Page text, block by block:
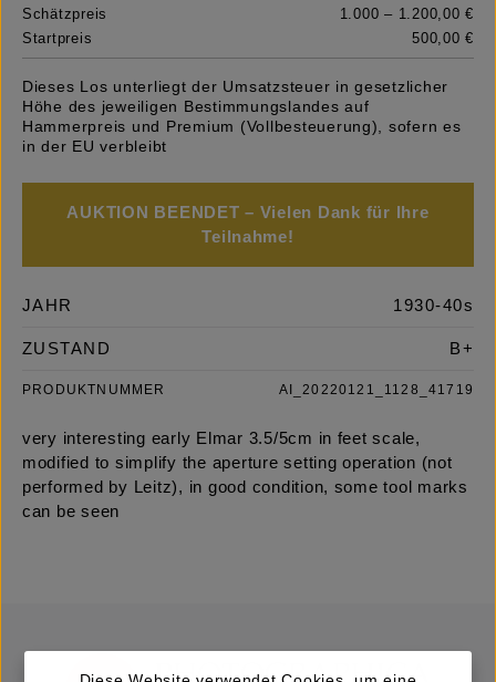
Schätzpreis
1.000 – 1.200,00 €
Startpreis
500,00 €
Dieses Los unterliegt der Umsatzsteuer in gesetzlicher
Höhe des jeweiligen Bestimmungslandes auf
Hammerpreis und Premium (Vollbesteuerung), sofern es
in der EU verbleibt
AUKTION BEENDET – Vielen Dank für Ihre
Teilnahme!
JAHR 1930-40s
ZUSTAND B+
PRODUKTNUMMER AI_20220121_1128_41719
very interesting early Elmar 3.5/5cm in feet scale,
modified to simplify the aperture setting operation (not
performed by Leitz), in good condition, some tool marks
can be seen